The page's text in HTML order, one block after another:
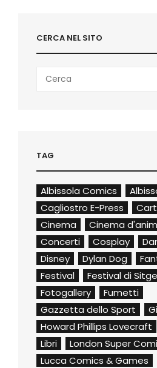
CERCA NEL SITO
Search
for:
TAG
Albissola Comics
Cagliostro E-Press
Cinema
Cinema
Concerti
Cosplay
Disney
Dylan Dog
Festival
Festival di
Fotogallery
Fumetti
Gazzetta dello Sport
Howard Phillips Lovecraft
Libri
London Super
Lucca Comics & Games